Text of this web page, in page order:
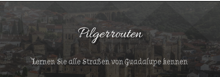
Pilgerrouten
Lernen Sie alle Straßen von Guadalupe kennen